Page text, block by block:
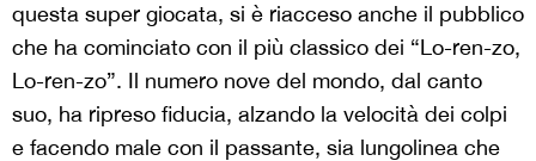
questa super giocata, si è riacceso anche il pubblico
che ha cominciato con il più classico dei “Lo-ren-zo,
Lo-ren-zo”. Il numero nove del mondo, dal canto
suo, ha ripreso fiducia, alzando la velocità dei colpi
e facendo male con il passante, sia lungolinea che